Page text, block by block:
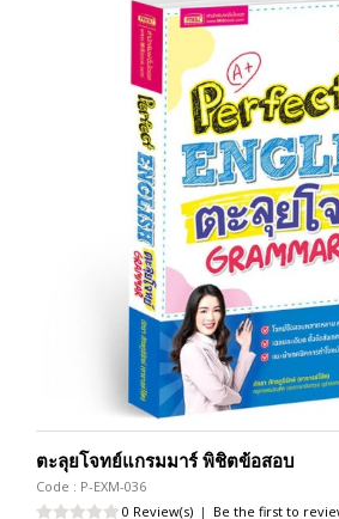
ตะลุยโจทย์แกรมมาร์ พิชิตข้อสอบ
Code : P-EXM-036
0 Review(s) | Be the first to